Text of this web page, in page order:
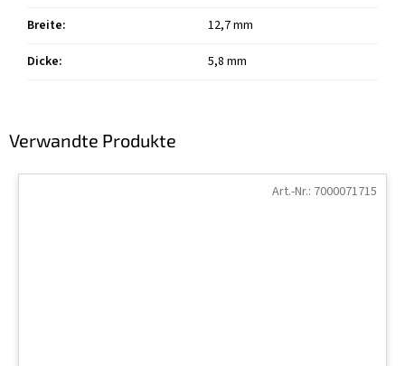
Verwandte Produkte
Art.-Nr.: 7000071715
Breite:
12,7 mm
Dicke: 5,8 mm